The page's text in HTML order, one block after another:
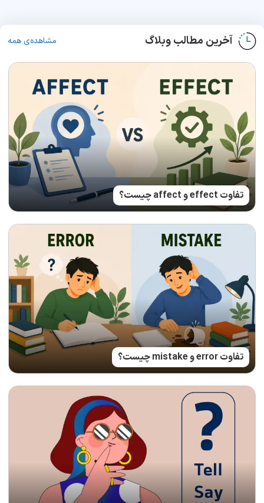
آخرین مطالب وبلاگ مشاهده‌ی همه
تفاوت effect و affect چیست؟
تفاوت error و mistake چیست؟